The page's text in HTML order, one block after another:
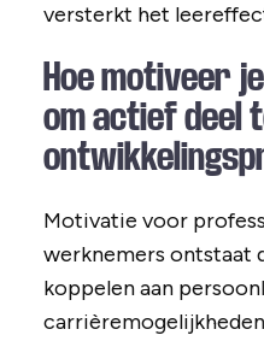
versterkt het
Hoe motiveer
om actief deel
Motivatie voor
werknemers ontstaat
koppelen aan